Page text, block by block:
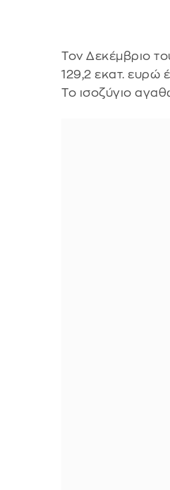
Τον Δεκέμβριο
129,2 εκατ. ευρώ
Το ισοζύγιο